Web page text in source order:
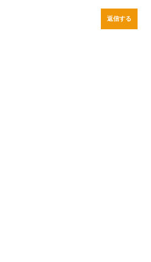
返信する